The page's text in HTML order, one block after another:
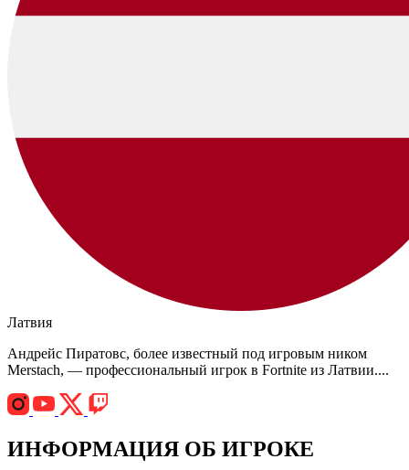
Латвия
Андрейс Пиратовс, более известный под игровым ником
Merstach, — профессиональный игрок в Fortnite из Латвии....
ИНФОРМАЦИЯ ОБ ИГРОКЕ